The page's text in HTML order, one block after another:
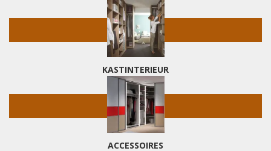
KASTINTERIEUR
ACCESSOIRES